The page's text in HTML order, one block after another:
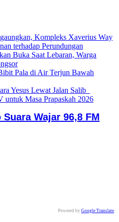
Kompleks Xaverius Way
terhadap Perundungan
Buka Saat Lebaran, Warga
Pala di Air Terjun Bawah
Yesus Lewat Jalan Salib
untuk Masa Prapaskah 2026
Wajar 96,8 FM
Powered by Google Translate